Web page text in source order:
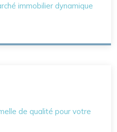
immobilier dynamique
de qualité pour votre